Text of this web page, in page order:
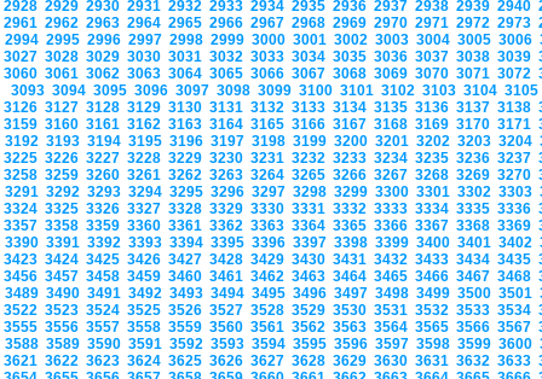
2928 2929 2930 2931 2932 2933 2934 2935 2936 2937 2938 2939 2940
2961 2962 2963 2964 2965 2966 2967 2968 2969 2970 2971 2972 2973
2994 2995 2996 2997 2998 2999 3000 3001 3002 3003 3004 3005 3006
3027 3028 3029 3030 3031 3032 3033 3034 3035 3036 3037 3038 3039
3060 3061 3062 3063 3064 3065 3066 3067 3068 3069 3070 3071 3072
3093 3094 3095 3096 3097 3098 3099 3100 3101 3102 3103 3104
3126 3127 3128 3129 3130 3131 3132 3133 3134 3135 3136 3137 3138
3159 3160 3161 3162 3163 3164 3165 3166 3167 3168 3169 3170 3171
3192 3193 3194 3195 3196 3197 3198 3199 3200 3201 3202 3203 3204
3225 3226 3227 3228 3229 3230 3231 3232 3233 3234 3235 3236 3237
3258 3259 3260 3261 3262 3263 3264 3265 3266 3267 3268 3269 3270
3291 3292 3293 3294 3295 3296 3297 3298 3299 3300 3301 3302 3303
3324 3325 3326 3327 3328 3329 3330 3331 3332 3333 3334 3335 3336
3357 3358 3359 3360 3361 3362 3363 3364 3365 3366 3367 3368 3369
3390 3391 3392 3393 3394 3395 3396 3397 3398 3399 3400 3401 3402
3423 3424 3425 3426 3427 3428 3429 3430 3431 3432 3433 3434 3435
3456 3457 3458 3459 3460 3461 3462 3463 3464 3465 3466 3467 3468
3489 3490 3491 3492 3493 3494 3495 3496 3497 3498 3499 3500 3501
3522 3523 3524 3525 3526 3527 3528 3529 3530 3531 3532 3533 3534
3555 3556 3557 3558 3559 3560 3561 3562 3563 3564 3565 3566 3567
3588 3589 3590 3591 3592 3593 3594 3595 3596 3597 3598 3599 3600
3621 3622 3623 3624 3625 3626 3627 3628 3629 3630 3631 3632 3633